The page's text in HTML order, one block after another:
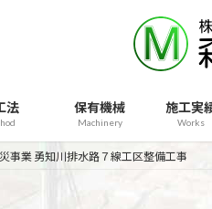
法 保有機械
Machinery
施工実
Works
事業 勇知川排水路７線工区整備工事